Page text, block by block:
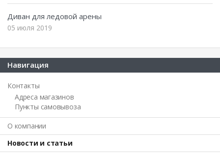
Диван для ледовой арены
05 июля 2019
Навигация
Контакты
Адреса магазинов
Пункты самовывоза
О компании
Новости и статьи